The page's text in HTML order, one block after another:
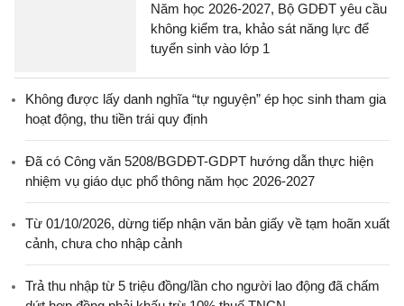
Năm học 2026-2027, Bộ GDĐT yêu cầu
không kiểm tra, khảo sát năng lực để
tuyển sinh vào lớp 1
Không được lấy danh nghĩa “tự nguyện” ép học sinh tham gia
hoạt động, thu tiền trái quy định
Đã có Công văn 5208/BGDĐT-GDPT hướng dẫn thực hiện
nhiệm vụ giáo dục phổ thông năm học 2026-2027
Từ 01/10/2026, dừng tiếp nhận văn bản giấy về tạm hoãn xuất
cảnh, chưa cho nhập cảnh
Trả thu nhập từ 5 triệu đồng/lần cho người lao động đã chấm